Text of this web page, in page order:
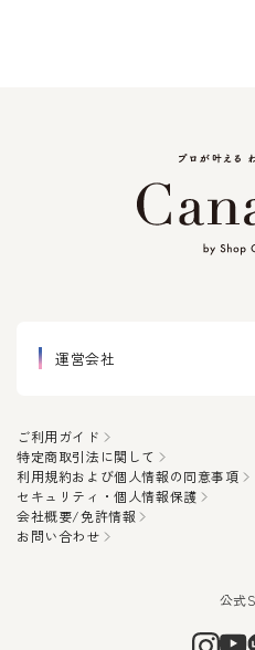
運営会社
ご利用ガイド
特定商取引法に関して
利用規約および個人情報の同意事項
セキュリティ・個人情報保護
会社概要/免許情報
お問い合わせ